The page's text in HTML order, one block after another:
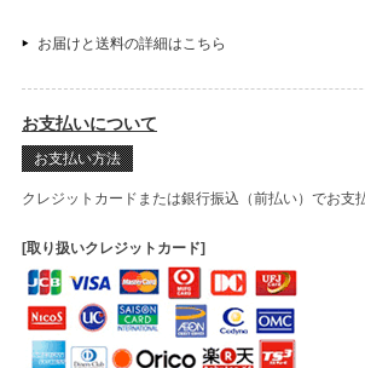
お届けと送料の詳細はこちら
お支払いについて
お支払い方法
クレジットカードまたは銀行振込（前払い）でお支
[取り扱いクレジットカード]